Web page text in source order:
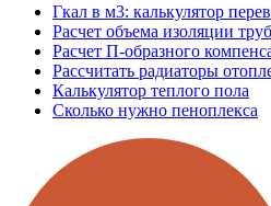
Гкал в м3: калькулятор
Расчет объема изоляции
Расчет П-образного
Рассчитать радиаторы
Калькулятор теплого пола
Сколько нужно пеноплекса